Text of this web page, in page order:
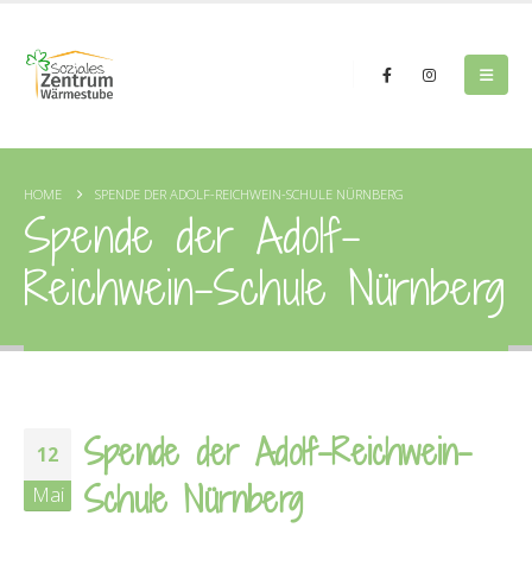
HOME SPENDE DER ADOLF-REICHWEIN-SCHULE NÜRNBERG
Spende der Adolf-
Reichwein-Schule Nürnberg
12
Mai
Spende der Adolf-Reichwein-
Schule Nürnberg